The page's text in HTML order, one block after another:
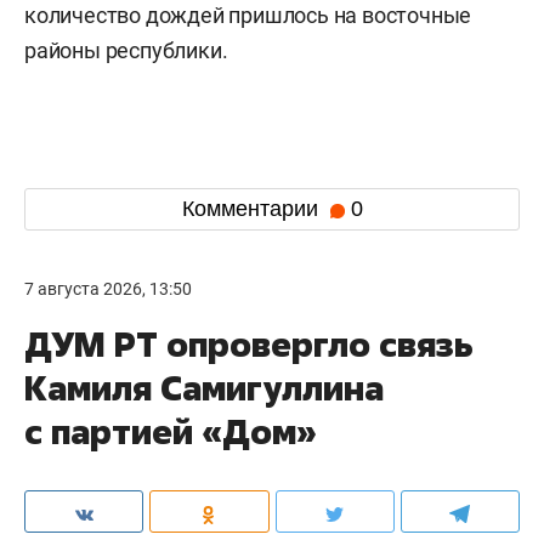
количество дождей пришлось на восточные
районы республики.
Комментарии 0
7 августа 2026, 13:50
ДУМ РТ опровергло связь
Камиля Самигуллина
с партией «Дом»